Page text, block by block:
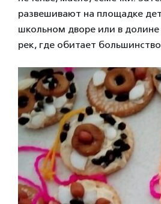
развешивают на площадке
школьном дворе или в
рек, где обитает